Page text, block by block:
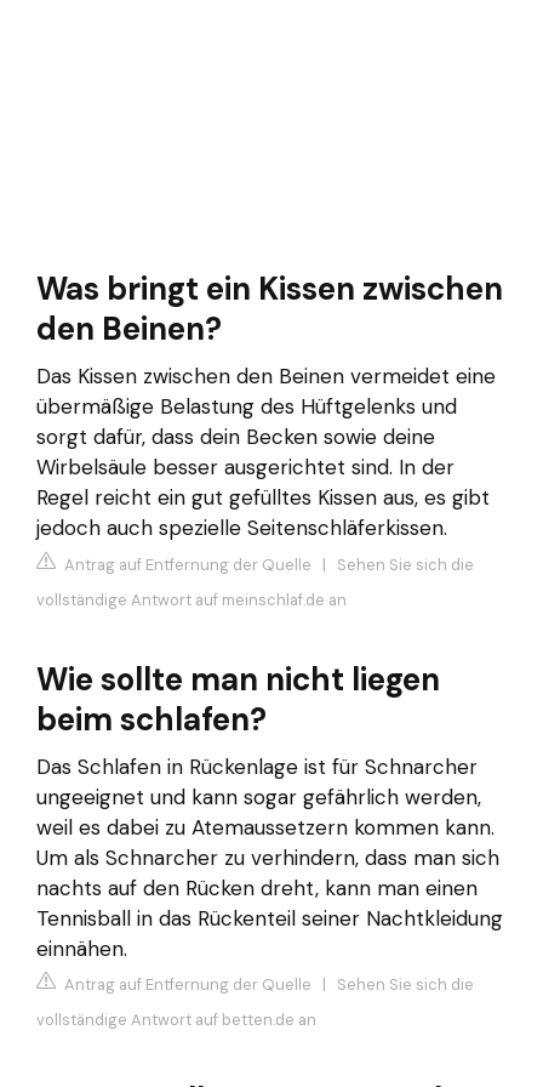
Was bringt ein Kissen zwischen
den Beinen?
Das Kissen zwischen den Beinen vermeidet eine
übermäßige Belastung des Hüftgelenks und
sorgt dafür, dass dein Becken sowie deine
Wirbelsäule besser ausgerichtet sind. In der
Regel reicht ein gut gefülltes Kissen aus, es gibt
jedoch auch spezielle Seitenschläferkissen.
Antrag auf Entfernung der Quelle | Sehen Sie sich die
vollständige Antwort auf meinschlaf.de an
Wie sollte man nicht liegen
beim schlafen?
Das Schlafen in Rückenlage ist für Schnarcher
ungeeignet und kann sogar gefährlich werden,
weil es dabei zu Atemaussetzern kommen kann.
Um als Schnarcher zu verhindern, dass man sich
nachts auf den Rücken dreht, kann man einen
Tennisball in das Rückenteil seiner Nachtkleidung
einnähen.
Antrag auf Entfernung der Quelle | Sehen Sie sich die
vollständige Antwort auf betten.de an